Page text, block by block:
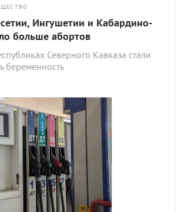
Ингушетии и Кабардино-
больше абортов
Северного Кавказа стали
беременность